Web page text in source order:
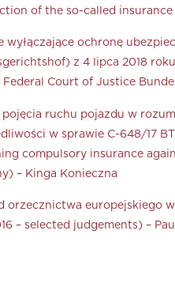
of the so-called insurance
wyłączające ochronę
z 4 lipca 2018
Federal Court of Justice
pojęcia ruchu pojazdu w
w sprawie C-648/17
compulsory insurance
– Kinga Konieczna
orzecznictwa europejskiego
– selected judgements) –